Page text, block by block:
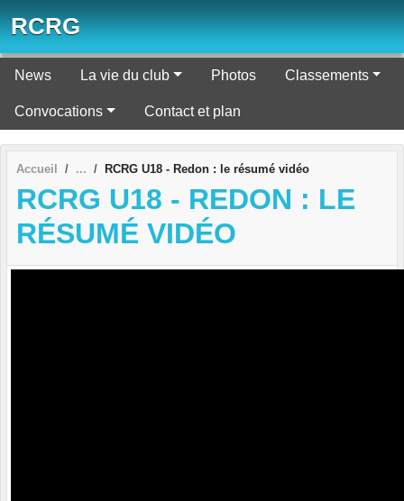
RCRG
News La vie du club Photos Classements
Convocations Contact et plan
Accueil RCRG U18 - Redon : le résumé vidéo
RCRG U18 - REDON : LE
RÉSUMÉ VIDÉO